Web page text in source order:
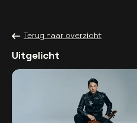
Terug naar overzicht
Uitgelicht